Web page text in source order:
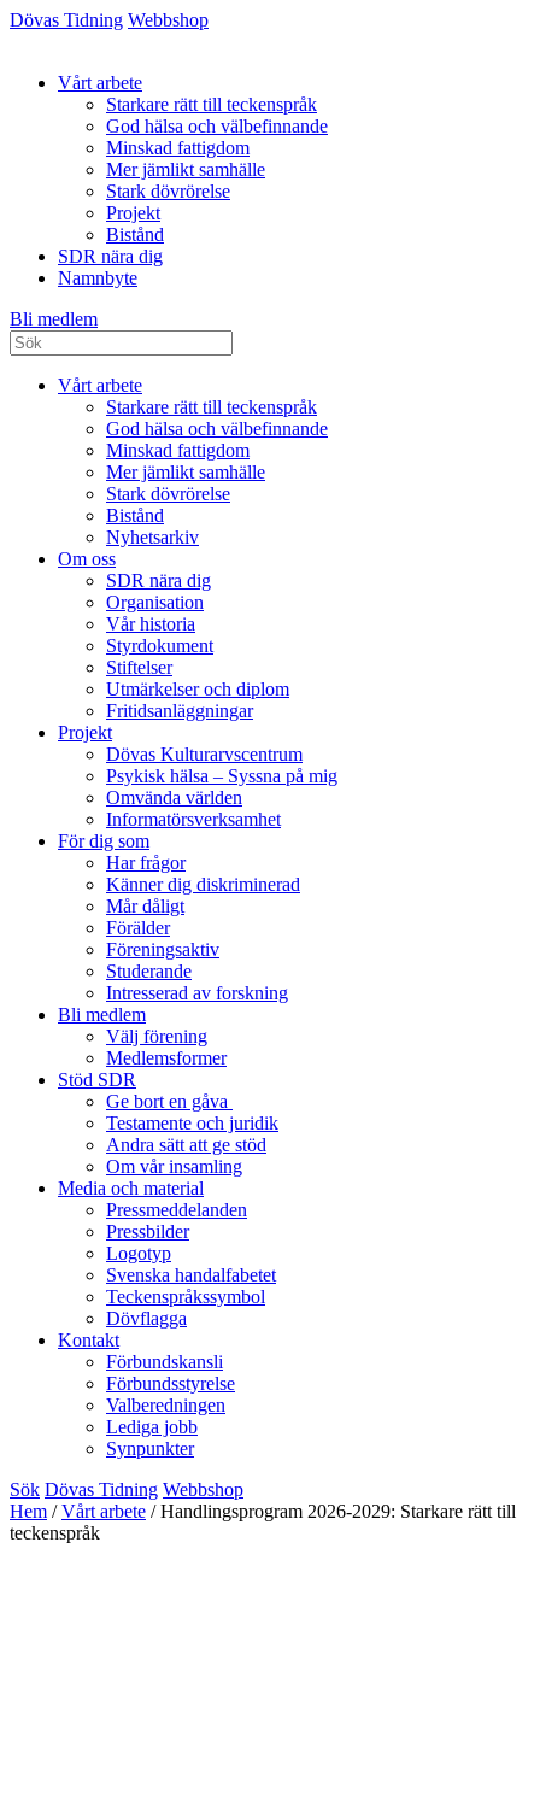
Dövas Tidning Webbshop
Vårt arbete
Starkare rätt till teckenspråk
God hälsa och välbefinnande
Minskad fattigdom
Mer jämlikt samhälle
Stark dövrörelse
Projekt
Bistånd
SDR nära dig
Namnbyte
Bli medlem
Vårt arbete
Starkare rätt till teckenspråk
God hälsa och välbefinnande
Minskad fattigdom
Mer jämlikt samhälle
Stark dövrörelse
Bistånd
Nyhetsarkiv
Om oss
SDR nära dig
Organisation
Vår historia
Styrdokument
Stiftelser
Utmärkelser och diplom
Fritidsanläggningar
Projekt
Dövas Kulturarvscentrum
Psykisk hälsa – Syssna på mig
Omvända världen
Informatörsverksamhet
För dig som
Har frågor
Känner dig diskriminerad
Mår dåligt
Förälder
Föreningsaktiv
Studerande
Intresserad av forskning
Bli medlem
Välj förening
Medlemsformer
Stöd SDR
Ge bort en gåva
Testamente och juridik
Andra sätt att ge stöd
Om vår insamling
Media och material
Pressmeddelanden
Pressbilder
Logotyp
Svenska handalfabetet
Teckenspråkssymbol
Dövflagga
Kontakt
Förbundskansli
Förbundsstyrelse
Valberedningen
Lediga jobb
Synpunkter
Sök Dövas Tidning Webbshop
Hem /Vårt arbete /Handlingsprogram 2026-2029: Starkare rätt till
teckenspråk